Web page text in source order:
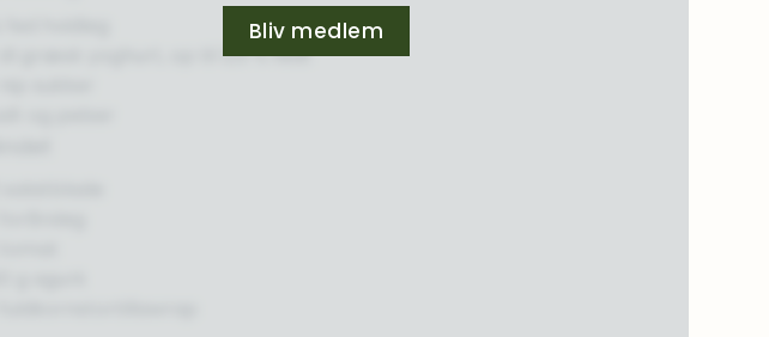
Bliv medlem
1 dl græsk yoghurt, op til 3,5 % fedt